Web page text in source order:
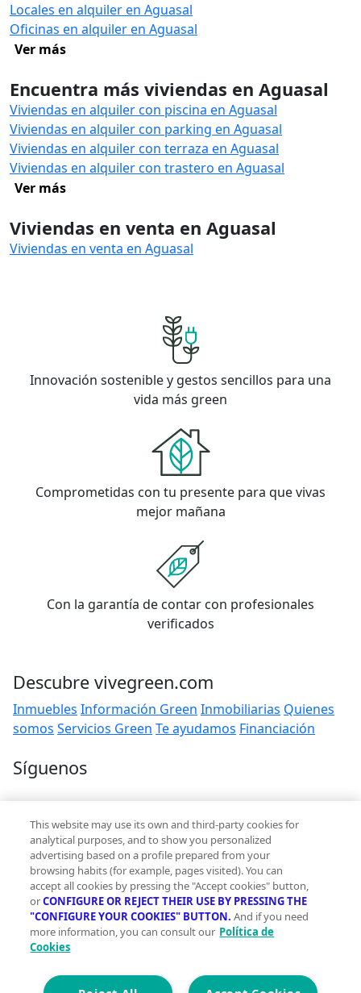
Locales en alquiler en Aguasal
Oficinas en alquiler en Aguasal
Ver más
Encuentra más viviendas en Aguasal
Viviendas en alquiler con piscina en Aguasal
Viviendas en alquiler con parking en Aguasal
Viviendas en alquiler con terraza en Aguasal
Viviendas en alquiler con trastero en Aguasal
Ver más
Viviendas en venta en Aguasal
Viviendas en venta en Aguasal
Innovación sostenible y gestos sencillos para una
vida más green
Comprometidas con tu presente para que vivas
mejor mañana
Con la garantía de contar con profesionales
verificados
Descubre vivegreen.com
Inmuebles Información Green Inmobiliarias Quienes
somos Servicios Green Te ayudamos Financiación
Síguenos
Contacto
hola@vivegreen.com
Aviso Legal
Condiciones de uso
Politica de privacidad
This website may use its own and third-party cookies for
analytical purposes, and to show you personalized
advertising based on a profile prepared from your
browsing habits (for example, pages visited). You can
accept all cookies by pressing the "Accept cookies" button,
orCONFIGURE OR REJECT THEIR USE BY PRESSING THE
"CONFIGURE YOUR COOKIES" BUTTON. And if you need
more information, you can consult our Política de
Cookies